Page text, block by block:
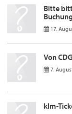
Bitte
17.
Von
7.
klm-